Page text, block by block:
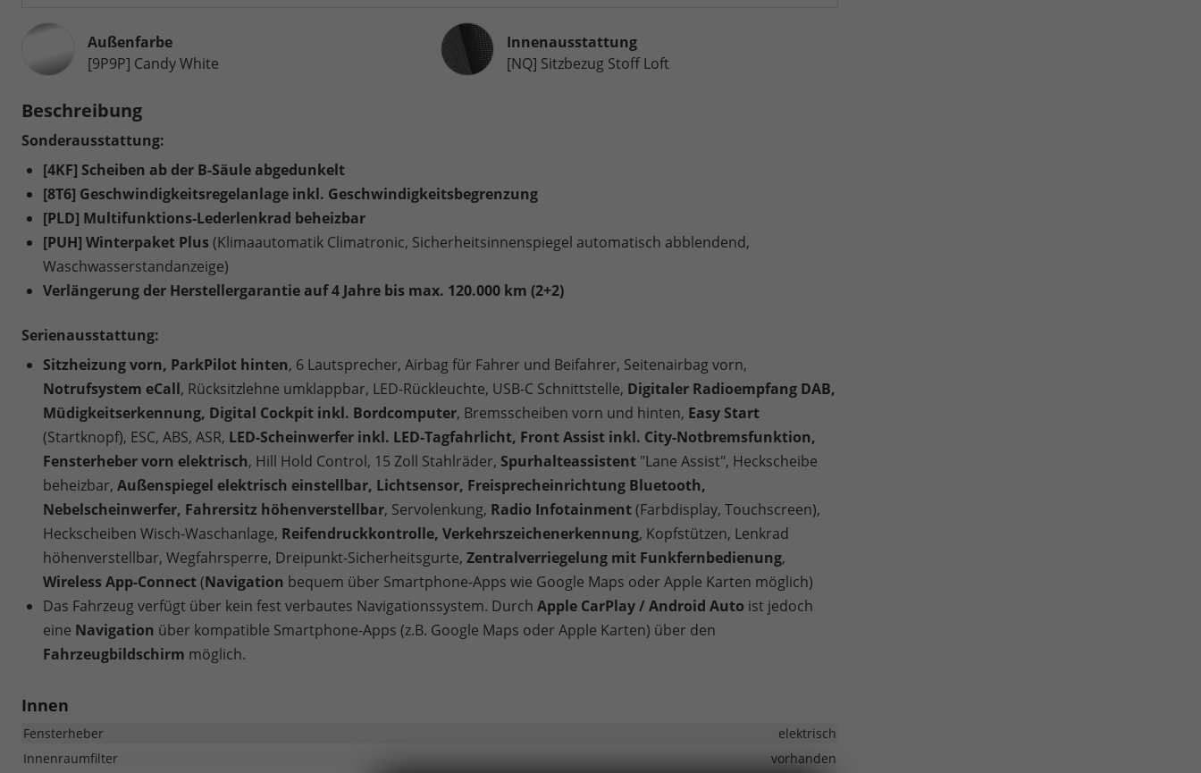
Außenfarbe
[9P9P] Candy White
InnenausstattungInnenausstattung
[NQ] Sitzbezug Stoff Loft
Beschreibung
Sonderausstattung:
[4KF] Scheiben ab der B-Säule abgedunkelt
[8T6] Geschwindigkeitsregelanlage inkl. Geschwindigkeitsbegrenzung
[PLD] Multifunktions-Lederlenkrad beheizbar
[PUH] Winterpaket Plus(Klimaautomatik Climatronic, Sicherheitsinnenspiegel automatisch abblendend,
Waschwasserstandanzeige)
Verlängerung der Herstellergarantie auf 4 Jahre bis max. 120.000 km (2+2)
Serienausstattung:
Sitzheizung vorn, ParkPilot hinten, 6 Lautsprecher, Airbag für Fahrer und Beifahrer, Seitenairbag vorn,
Notrufsystem eCall, Rücksitzlehne umklappbar, LED-Rückleuchte, USB-C Schnittstelle, Digitaler Radioempfang DAB,
Müdigkeitserkennung, Digital Cockpit inkl. Bordcomputer, Bremsscheiben vorn und hinten, Easy Start
(Startknopf), ESC, ABS, ASR, LED-Scheinwerfer inkl. LED-Tagfahrlicht, Front Assist inkl. City-Notbremsfunktion,
Fensterheber vorn elektrisch, Hill Hold Control, 15 Zoll Stahlräder, Spurhalteassistent "Lane Assist", Heckscheibe
beheizbar, Außenspiegel elektrisch einstellbar, Lichtsensor, Freisprecheinrichtung Bluetooth,
Nebelscheinwerfer, Fahrersitz höhenverstellbar, Servolenkung, Radio Infotainment(Farbdisplay, Touchscreen),
Heckscheiben Wisch-Waschanlage, Reifendruckkontrolle, Verkehrszeichenerkennung, Kopfstützen, Lenkrad
höhenverstellbar, Wegfahrsperre, Dreipunkt-Sicherheitsgurte, Zentralverriegelung mit Funkfernbedienung,
Wireless App-Connect(Navigation bequem über Smartphone-Apps wie Google Maps oder Apple Karten möglich)
Das Fahrzeug verfügt über kein fest verbautes Navigationssystem. Durch Apple CarPlay / Android Auto ist jedoch
eine Navigation über kompatible Smartphone-Apps (z.B. Google Maps oder Apple Karten) über den
Fahrzeugbildschirm möglich.
Innen
Fensterheber
elektrisch
Innenraumfilter
vorhanden